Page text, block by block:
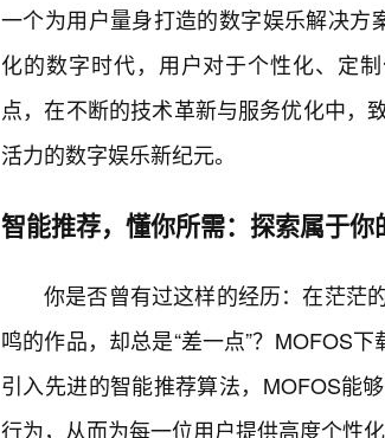
一个为用户量身打造的数字娱乐解决方
化的数字时代，用户对于个性化、定
点，在不断的技术革新与服务优化中，
活力的数字娱乐新纪元。
智能推荐，懂你所需：探索属于你
你是否曾有过这样的经历：在茫茫
鸣的作品，却总是“差一点”？MOFOS
引入先进的智能推荐算法，MOFOS能
行为，从而为每一位用户提供高度个性化